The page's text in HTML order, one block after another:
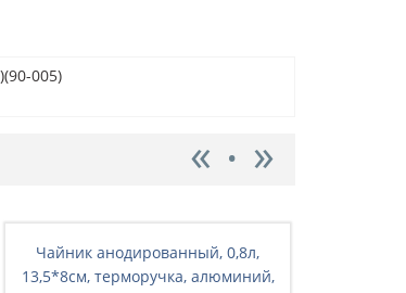
005)
Чайник анодированный, 0,8л,
13,5*8см, терморучка, алюминий,